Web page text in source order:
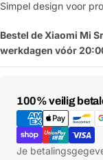
Simpel design voor
Bestel de Xiaomi Mi
werkdagen vóór
100% veilig
Betaalmethoden
Je
Deel dit
Delen
email
Jouw
bericht